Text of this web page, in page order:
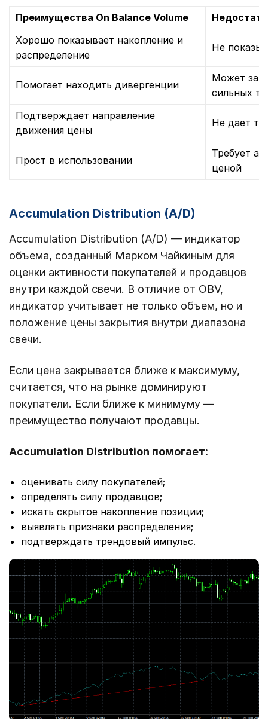
Преимущества On Balance Volume
Хорошо показывает накопление и
распределение
Не
Помогает находить дивергенции
Может
сильных
Подтверждает направление
движения цены
Не дает
Прост в использовании
Требует
ценой
Accumulation Distribution (A/D)
Accumulation Distribution (A/D) — индикатор
объема, созданный Марком Чайкиным для
оценки активности покупателей и продавцов
внутри каждой свечи. В отличие от OBV,
индикатор учитывает не только объем, но и
положение цены закрытия внутри диапазона
свечи.
Если цена закрывается ближе к максимуму,
считается, что на рынке доминируют
покупатели. Если ближе к минимуму —
преимущество получают продавцы.
Accumulation Distribution помогает:
оценивать силу покупателей;
определять силу продавцов;
искать скрытое накопление позиции;
выявлять признаки распределения;
подтверждать трендовый импульс.